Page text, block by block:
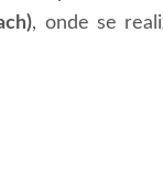
, onde se